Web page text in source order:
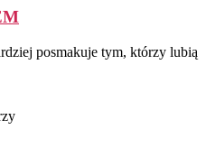
posmakuje tym, którzy lubią